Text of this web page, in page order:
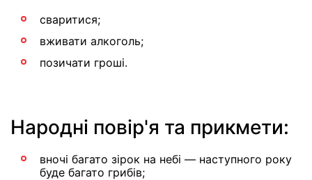
сваритися;
вживати алкоголь;
позичати гроші.
Народні повір'я та прикмети:
вночі багато зірок на небі — наступного року
буде багато грибів;